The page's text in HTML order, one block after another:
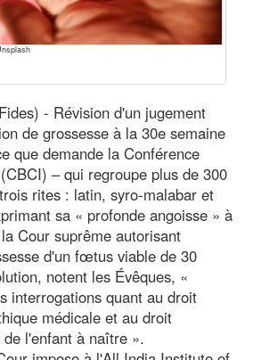
- Révision d'un jugement
de grossesse à la 30e semaine
que demande la Conférence
– qui regroupe plus de 300
rites : latin, syro-malabar et
sa « profonde angoisse » à
Cour suprême autorisant
d'un fœtus viable de 30
notent les Évêques, «
interrogations quant au droit
médicale et au droit
l'enfant à naître ».